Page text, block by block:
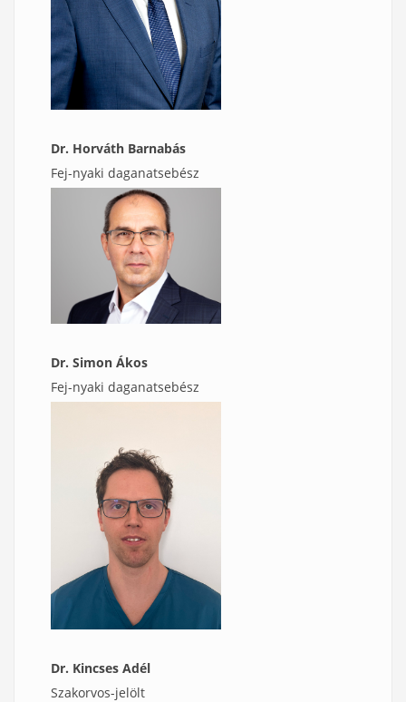
Dr. Horváth Barnabás
Fej-nyaki daganatsebész
Dr. Simon Ákos
Fej-nyaki daganatsebész
Dr. Kincses Adél
Szakorvos-jelölt